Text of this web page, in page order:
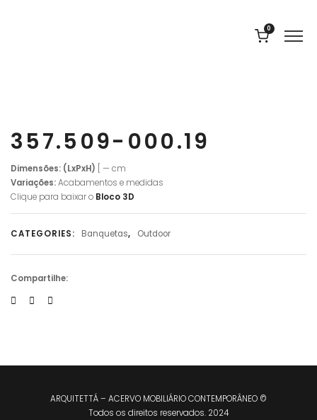
0
357.509-000.19
Dimensões: (LxPxH)
[ — cm
Variações:Acabamentos e medidas
Clique para baixar o Bloco 3D
CATEGORIES: Banquetas, Outdoor
Compartilhe:
ARQUITETTÁ – ACERVO MOBILIÁRIO CONTEMPORÂNEO ©
Todos os direitos reservados. 2024